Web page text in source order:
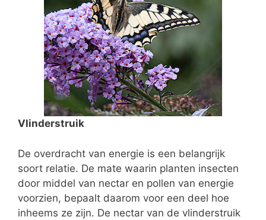
Vlinderstruik
De overdracht van energie is een belangrijk
soort relatie. De mate waarin planten insecten
door middel van nectar en pollen van energie
voorzien, bepaalt daarom voor een deel hoe
inheems ze zijn. De nectar van de vlinderstruik